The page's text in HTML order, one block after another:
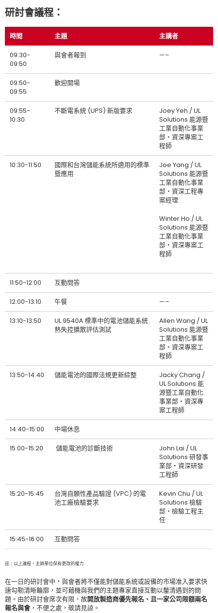
研討會議程：
時間 主題 主講者
09:30-
09:50
與會者報到 —–
09:50-
09:55
歡迎開場
09:55-
10:30
不斷電系統 (UPS) 新版要求
Joey Yeh / UL
Solutions 能源暨
工業自動化事業
部‧資深專案工
程師
10:30-11:50
國際和台灣儲能系統所適用的標準
暨應用
Joe Yang / UL
Solutions 能源暨
工業自動化事業
部‧資深工程專
案經理
Winter Ho / UL
Solutions 能源暨
工業自動化事業
部‧資深專案工
程師
11:50-12:00 互動問答
12:00-13:10 午餐 —–
13:10-13:50
UL 9540A 標準中的電池儲能系統
熱失控擴散評估測試
Allen Wang / UL
Solutions 能源暨
工業自動化事業
部‧資深專案工
程師
13:50-14:40 儲能電池的國際法規更新綜整
Jacky Chang /
UL Solutions 能
源暨工業自動化
事業部‧資深專
案工程師
14:40-15:00 中場休息
15:00-15:20 儲能電池的診斷技術
John Lai / UL
Solutions 研發事
業部‧資深研發
工程師
15:20-15:45
台灣自願性產品驗證 (VPC) 的電
池工廠檢驗要求
Kevin Chu / UL
Solutions 檢驗
部‧檢驗工程主
任
15:45-16:00 互動問答
註：以上議程，主辧單位保有更改的權力
在一日的研討會中，與會者將不僅能對儲能系統或設備的市場准入要求快
速勾勒清晰輪廓，並可藉機與我們的主題專家直接互動以釐清遇到的問
題。由於研討會席次有限，故開放製造商優先報名、且一家公司限額兩名
報名與會，不便之處，敬請見諒。